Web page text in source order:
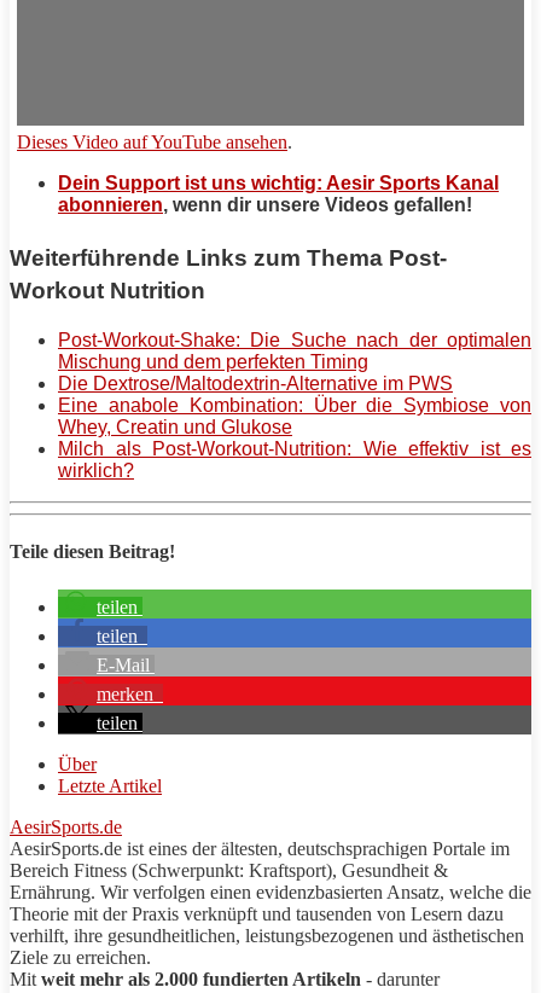
Dieses Video auf YouTube ansehen.
Dein Support ist uns wichtig: Aesir Sports Kanal
abonnieren, wenn dir unsere Videos gefallen!
Weiterführende Links zum Thema Post-
Workout Nutrition
Post-Workout-Shake: Die Suche nach der optimalen
Mischung und dem perfekten Timing
Die Dextrose/Maltodextrin-Alternative im PWS
Eine anabole Kombination: Über die Symbiose von
Whey, Creatin und Glukose
Milch als Post-Workout-Nutrition: Wie effektiv ist es
wirklich?
Teile diesen Beitrag!
teilen
teilen
E-Mail
merken
teilen
Über
Letzte Artikel
AesirSports.de
AesirSports.de ist eines der ältesten, deutschsprachigen Portale im
Bereich Fitness (Schwerpunkt: Kraftsport), Gesundheit &
Ernährung. Wir verfolgen einen evidenzbasierten Ansatz, welche die
Theorie mit der Praxis verknüpft und tausenden von Lesern dazu
verhilft, ihre gesundheitlichen, leistungsbezogenen und ästhetischen
Ziele zu erreichen.
Mit weit mehr als 2.000 fundierten Artikeln - darunter